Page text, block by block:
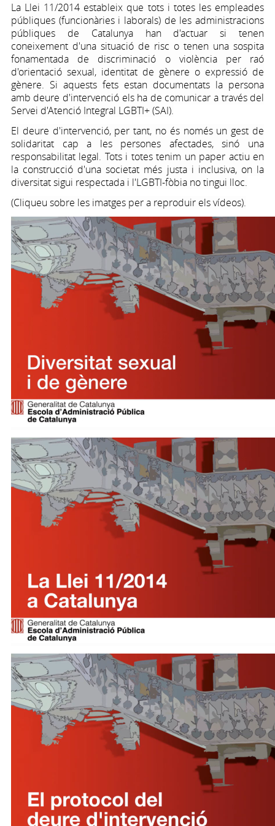
La Llei 11/2014 estableix que tots i totes les empleades
públiques (funcionàries i laborals) de les administracions
públiques de Catalunya han d'actuar si tenen
coneixement d'una situació de risc o tenen una sospita
fonamentada de discriminació o violència per raó
d'orientació sexual, identitat de gènere o expressió de
gènere. Si aquests fets estan documentats la persona
amb deure d'intervenció els ha de comunicar a través del
Servei d'Atenció Integral LGBTI+ (SAI).
El deure d'intervenció, per tant, no és només un gest de
solidaritat cap a les persones afectades, sinó una
responsabilitat legal. Tots i totes tenim un paper actiu en
la construcció d'una societat més justa i inclusiva, on la
diversitat sigui respectada i l'LGBTI-fòbia no tingui lloc.
(Cliqueu sobre les imatges per a reproduir els vídeos).